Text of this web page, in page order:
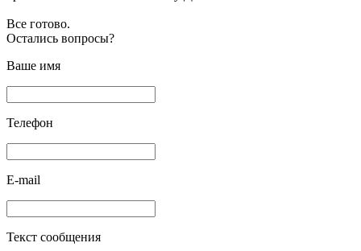
Все готово.
Остались вопросы?
Ваше имя
Телефон
E-mail
Текст сообщения